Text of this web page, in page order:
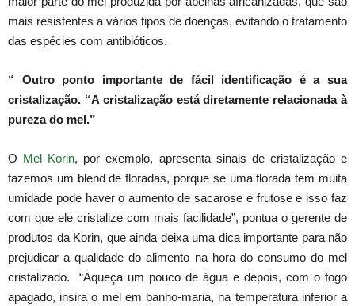
mais resistentes a vários tipos de doenças, evitando o tratamento
das espécies com antibióticos.
“ Outro ponto importante de fácil identificação é a sua
cristalização. “A cristalização está diretamente relacionada à
pureza do mel.”
O Mel Korin, por exemplo, apresenta sinais de cristalização e
fazemos um blend de floradas, porque se uma florada tem muita
umidade pode haver o aumento de sacarose e frutose e isso faz
com que ele cristalize com mais facilidade”, pontua o gerente de
produtos da Korin, que ainda deixa uma dica importante para não
prejudicar a qualidade do alimento na hora do consumo do mel
cristalizado. “Aqueça um pouco de água e depois, com o fogo
apagado, insira o mel em banho-maria, na temperatura inferior a